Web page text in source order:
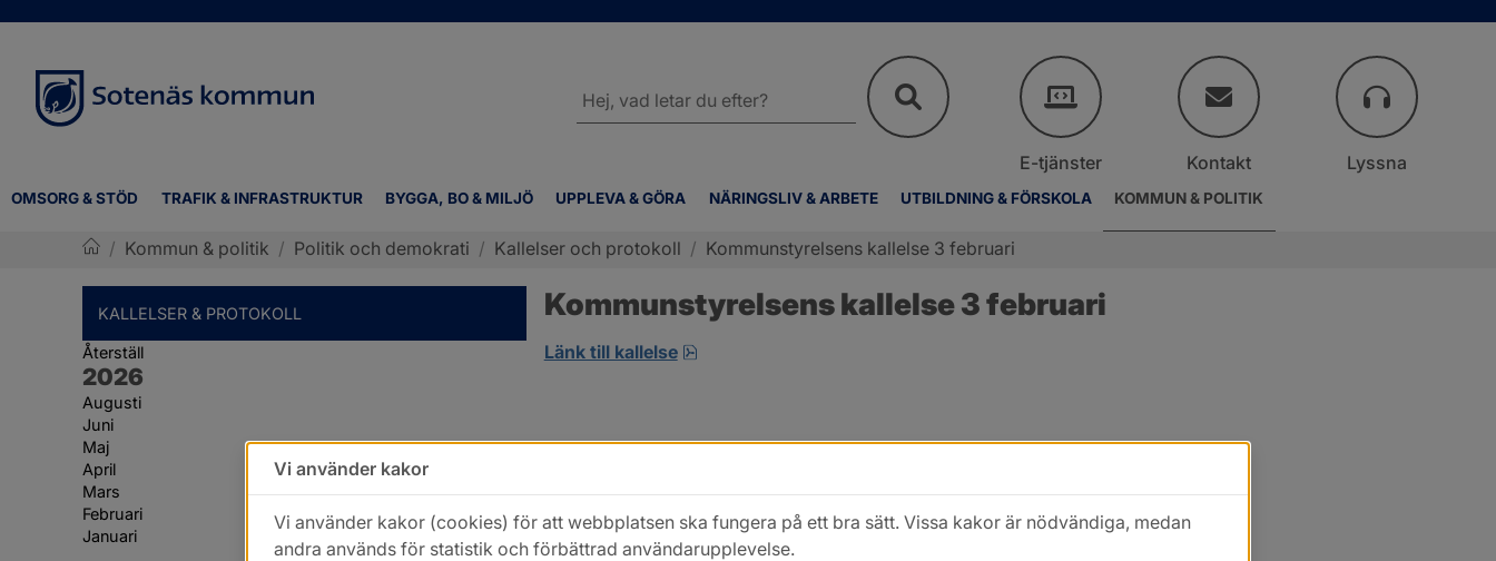
OMSORG & STÖD TRAFIK & INFRASTRUKTUR BYGGA, BO & MILJÖ UPPLEVA & GÖRA NÄRINGSLIV & ARBETE UTBILDNING & FÖRSKOLA KOMMUN & POLITIK
webbplatsen
E-tjänster Kontakt Lyssna
/ Kommun & politik / Politik och demokrati / Kallelser och protokoll / Kommunstyrelsens kallelse 3 februari
KALLELSER & PROTOKOLL
Återställ
År:
2026
Augusti
Juni
Maj
April
Mars
Februari
Januari
Kommunstyrelsens kallelse 3 februari
Länk till kallelse pdf, 7.9 MB, öppnas i nytt fönster.
Vi använder kakor
Vi använder kakor (cookies) för att webbplatsen ska fungera på ett bra sätt. Vissa kakor är nödvändiga, medan
andra används för statistik och förbättrad användarupplevelse.